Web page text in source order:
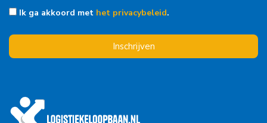
Ik ga akkoord met het privacybeleid.
Inschrijven